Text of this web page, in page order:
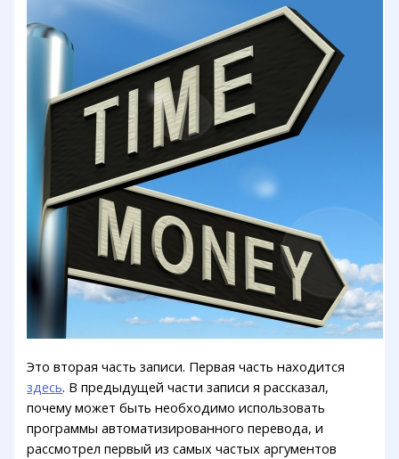
Это вторая часть записи. Первая часть находится
здесь. В предыдущей части записи я рассказал,
почему может быть необходимо использовать
программы автоматизированного перевода, и
рассмотрел первый из самых частых аргументов